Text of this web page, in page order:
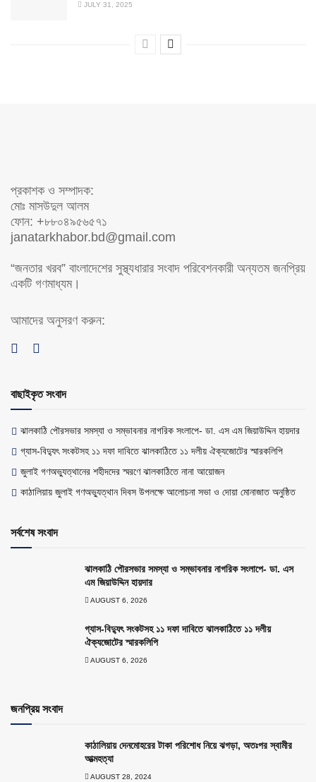
JULY 31, 2025
প্রকাশক ও সম্পাদক:
মোঃ মাসউদুল আলম
ফোন: +৮৮০৪৯৫৬৫৭১
janatarkhabor.bd@gmail.com
“জনতার খরব” বাংলাদেশের সুস্থ্যধারার সংবাদ পরিবেশনকারী অন্যতম জনপ্রিয়
একটি গণমাধ্যম।
আমাদের অনুসরণ করুন:
বাছাইকৃত সংবাদ
ঝালকাঠি পৌরসভার সমস্যা ও সম্ভাবনার নাগরিক সংলাপে- ডা. এস এম জিয়াউদ্দিন হায়দার
গ্যাস-বিদ্যুৎ সংকটসহ ১১ দফা দাবিতে ঝালকাঠিতে ১১ দলীয় ঐক্যজোটের স্মারকলিপি
জুলাই গণঅভ্যুত্থানের শহীদদের স্মরণে ঝালকাঠিতে নানা আয়োজন
কাঠালিয়ায় জুলাই গণঅভ্যুত্থান দিবস উপলক্ষে আলোচনা সভা ও দোয়া মোনাজাত অনুষ্ঠিত
সর্বশেষ সংবাদ
ঝালকাঠি পৌরসভার সমস্যা ও সম্ভাবনার নাগরিক সংলাপে- ডা. এস
এম জিয়াউদ্দিন হায়দার
AUGUST 6, 2026
গ্যাস-বিদ্যুৎ সংকটসহ ১১ দফা দাবিতে ঝালকাঠিতে ১১ দলীয়
ঐক্যজোটের স্মারকলিপি
AUGUST 6, 2026
জনপ্রিয় সংবাদ
কাঠালিয়ায় দেনমোহরের টাকা পরিশোধ নিয়ে ঝগড়া, অতঃপর স্বামীর
আত্মহত্যা
AUGUST 28, 2024